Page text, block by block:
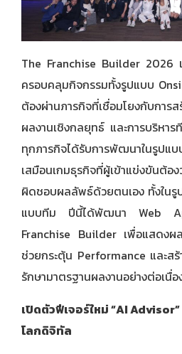
The Franchise Builder 2026
ครอบคลุมกิจกรรมทั้งรูปแบบ
ต้องผ่านภารกิจที่เชื่อมโยงกับกา
ผลงานเชิงกลยุทธ์ และการบริหาร
ทุกภารกิจได้รับการพัฒนาในรูปแ
เสมือนเกมธุรกิจที่ผู้เข้าแข่งขันต้อ
ผิดชอบผลลัพธ์ด้วยตนเอง ทั้งในรู
แบบทีม ปีนี้ได้พัฒนา Web
Franchise Builder เพื่อแสดงผ
ช่วยกระตุ้น Performance และสร้
รักษามาตรฐานผลงานอย่างต่อเนื่
เปิดตัวฟีเจอร์ใหม่ “AI
โลกดิจิทัล